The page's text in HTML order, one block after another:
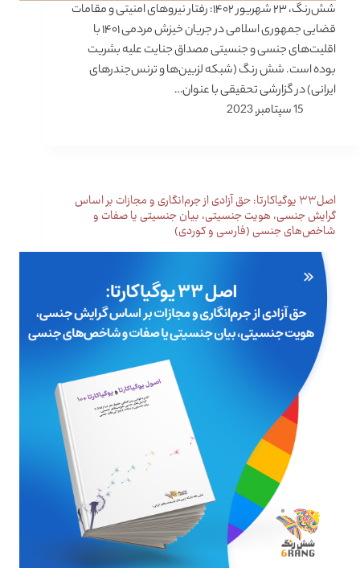
شش‌رنگ، ۲۳ شهریور ۱۴۰۲: رفتار نیروهای امنیتی و مقامات
قضایی جمهوری اسلامی در جریان خیزش مردمی ۱۴۰۱ با
اقلیت‌های جنسی و جنسیتی مصداق جنایت علیه بشریت
بوده است. شش رنگ (شبکه لزبین‌­ها و ترنس‌جندرهای
ایرانی) در گزارشی تحقیقی با عنوان…
15 سپتامبر, 2023
اصل۳۳ یوگیاکارتا: حق آزادی از جرم‌انگاری و مجازات بر اساس
گرایش جنسی،‌ هویت جنسیتی، بیان جنسیتی یا صفات و
شاخص‌های جنسی (فارسی و کوردی)